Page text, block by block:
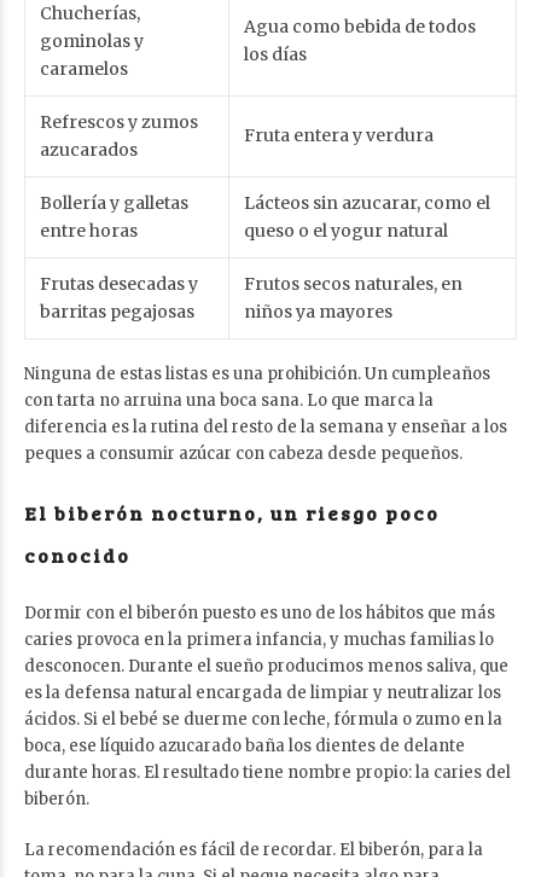
Chucherías,
gominolas y
caramelos
Agua como bebida de todos
los días
Refrescos y zumos
azucarados
Fruta entera y verdura
Bollería y galletas
entre horas
Lácteos sin azucarar, como el
queso o el yogur natural
Frutas desecadas y
barritas pegajosas
Frutos secos naturales, en
niños ya mayores
Ninguna de estas listas es una prohibición. Un cumpleaños
con tarta no arruina una boca sana. Lo que marca la
diferencia es la rutina del resto de la semana y enseñar a los
peques a consumir azúcar con cabeza desde pequeños.
El biberón nocturno, un riesgo poco
conocido
Dormir con el biberón puesto es uno de los hábitos que más
caries provoca en la primera infancia, y muchas familias lo
desconocen. Durante el sueño producimos menos saliva, que
es la defensa natural encargada de limpiar y neutralizar los
ácidos. Si el bebé se duerme con leche, fórmula o zumo en la
boca, ese líquido azucarado baña los dientes de delante
durante horas. El resultado tiene nombre propio: la caries del
biberón.
La recomendación es fácil de recordar. El biberón, para la